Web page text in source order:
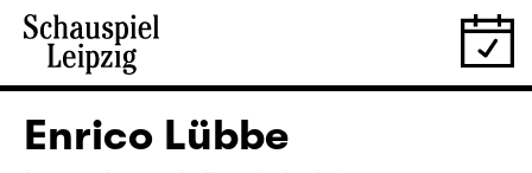
Enrico Lübbe